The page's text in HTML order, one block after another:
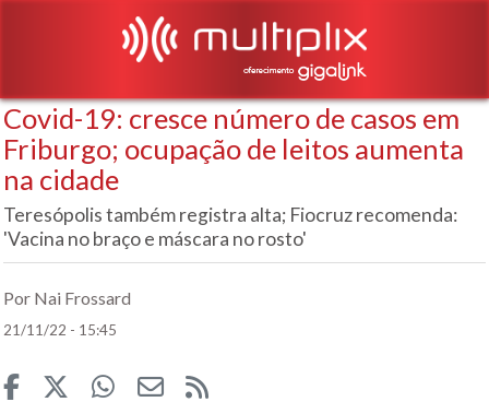
Covid-19: cresce número de casos em
Friburgo; ocupação de leitos aumenta
na cidade
Teresópolis também registra alta; Fiocruz recomenda:
'Vacina no braço e máscara no rosto'
Por Nai Frossard
21/11/22 - 15:45